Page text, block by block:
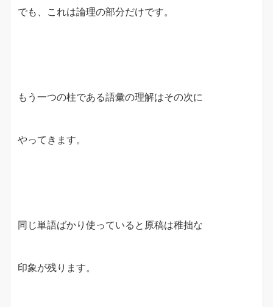
でも、これは論理の部分だけです。
もう一つの柱である語彙の理解はその次に
やってきます。
同じ単語ばかり使っていると原稿は稚拙な
印象が残ります。